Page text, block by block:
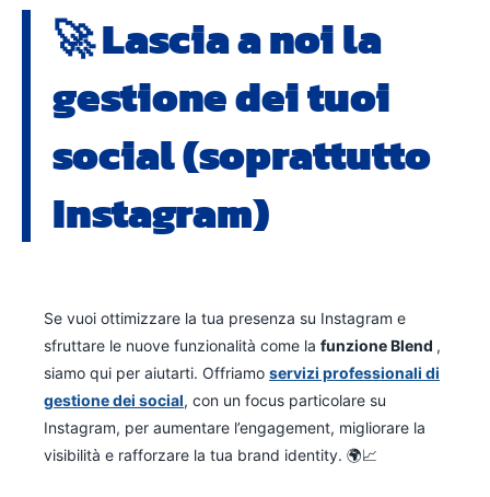
🚀Lascia a noi la
gestione dei tuoi
social (soprattutto
Instagram)
Se vuoi ottimizzare la tua presenza su Instagram e
sfruttare le nuove funzionalità come la funzione Blend ,
siamo qui per aiutarti. Offriamo servizi professionali di
gestione dei social, con un focus particolare su
Instagram, per aumentare l’engagement, migliorare la
visibilità e rafforzare la tua brand identity. 🌍📈